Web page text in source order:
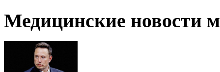
Медицинские новости